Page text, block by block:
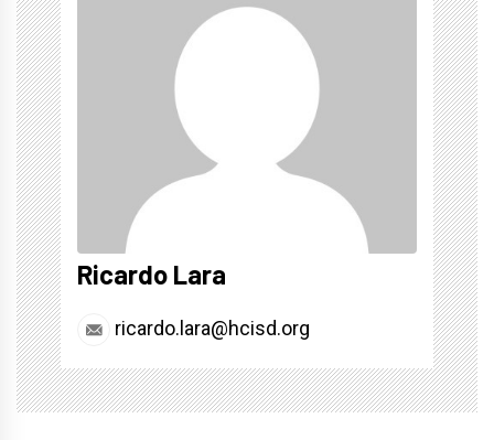
Ricardo Lara
ricardo.lara@hcisd.org